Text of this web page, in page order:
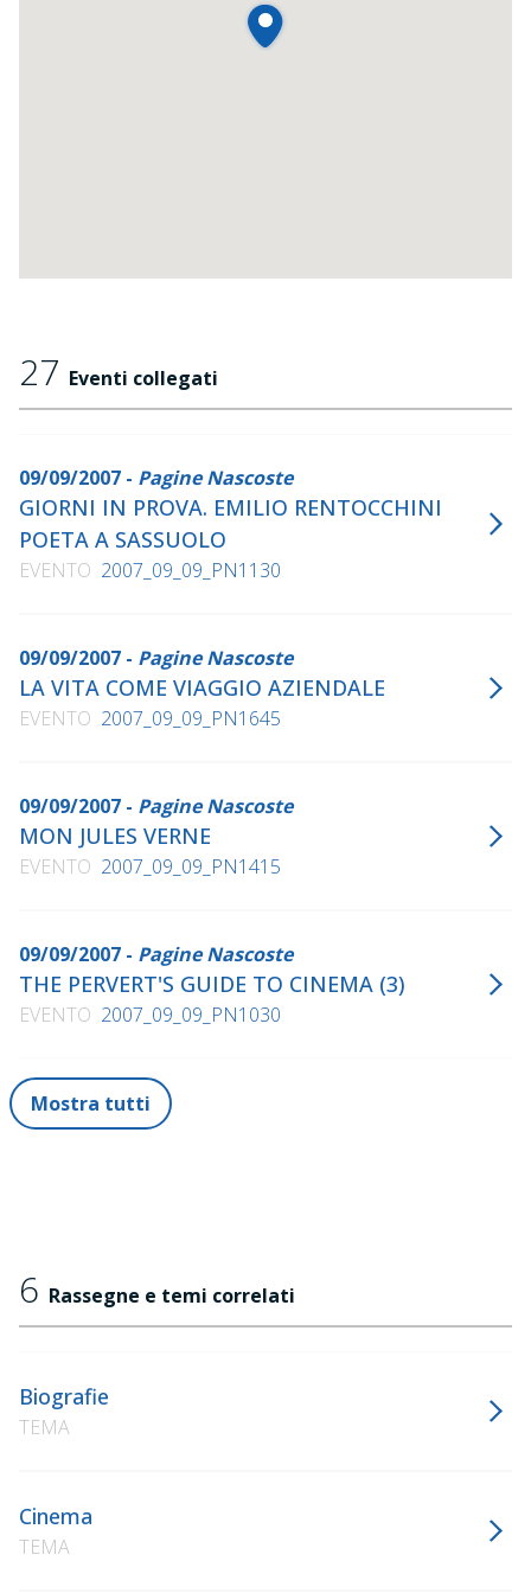
dell'infanzia della scrittrice.
27 Eventi collegati
09/09/2007 - Pagine Nascoste
GIORNI IN PROVA. EMILIO RENTOCCHINI
POETA A SASSUOLO
EVENTO 2007_09_09_PN1130
09/09/2007 - Pagine Nascoste
LA VITA COME VIAGGIO AZIENDALE
EVENTO 2007_09_09_PN1645
09/09/2007 - Pagine Nascoste
MON JULES VERNE
EVENTO 2007_09_09_PN1415
09/09/2007 - Pagine Nascoste
THE PERVERT'S GUIDE TO CINEMA (3)
EVENTO 2007_09_09_PN1030
Mostra tutti
6 Rassegne e temi correlati
Biografie
TEMA
Cinema
TEMA